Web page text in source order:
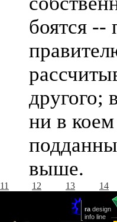
боятся --
другого;
ни в коем
выше.
11 12 13 14